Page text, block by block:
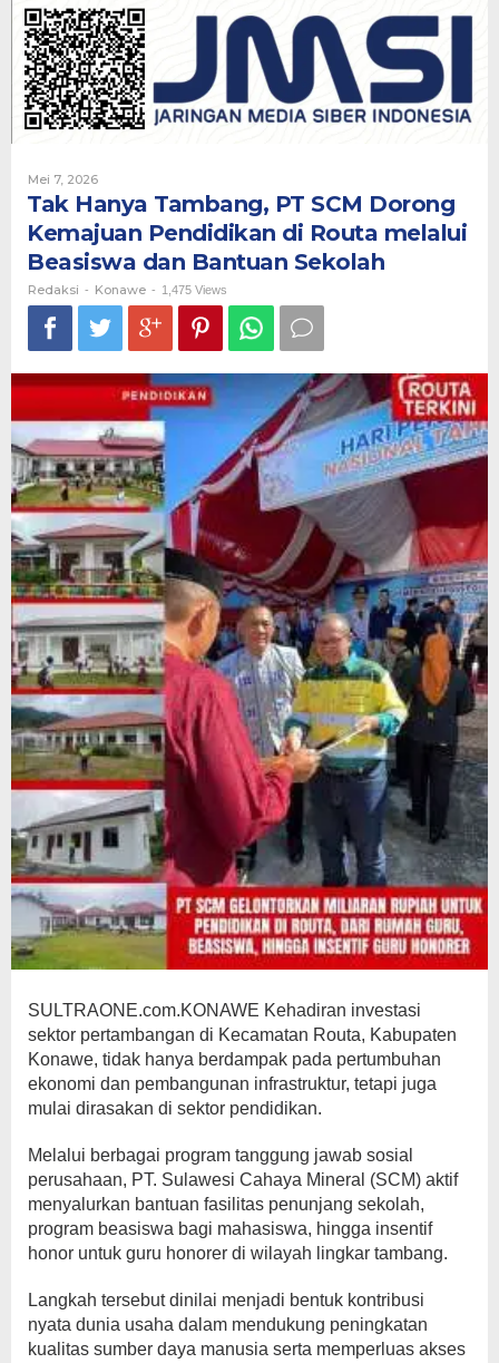
SCM
Kemajuan
Pendidikan
di
Bantuan
Sekolah
Mei 7, 2026Oleh
Tak Hanya Tambang, PT SCM Dorong
Kemajuan Pendidikan di Routa melalui
Beasiswa dan Bantuan Sekolah
Redaksi - Konawe - 1,475 Views
SULTRAONE.com.KONAWE Kehadiran investasi
sektor pertambangan di Kecamatan Routa, Kabupaten
Konawe, tidak hanya berdampak pada pertumbuhan
ekonomi dan pembangunan infrastruktur, tetapi juga
mulai dirasakan di sektor pendidikan.
Melalui berbagai program tanggung jawab sosial
perusahaan, PT. Sulawesi Cahaya Mineral (SCM) aktif
menyalurkan bantuan fasilitas penunjang sekolah,
program beasiswa bagi mahasiswa, hingga insentif
honor untuk guru honorer di wilayah lingkar tambang.
Langkah tersebut dinilai menjadi bentuk kontribusi
nyata dunia usaha dalam mendukung peningkatan
kualitas sumber daya manusia serta memperluas akses